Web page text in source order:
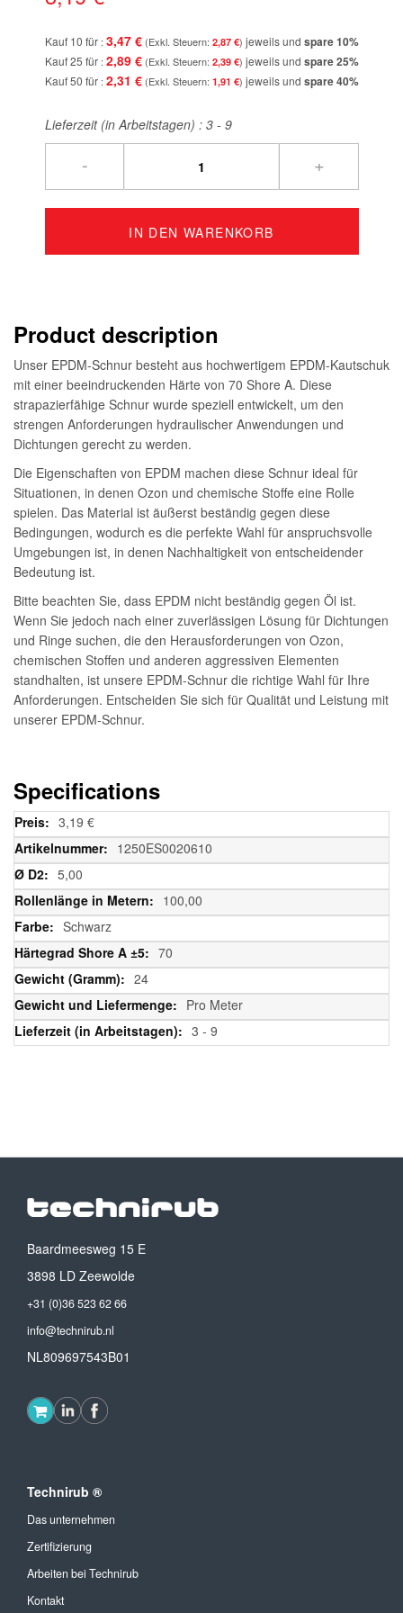
Kauf 10 für 3,47 € 2,87 € jeweils und spare10%
Kauf 25 für 2,89 € 2,39 € jeweils und spare25%
Kauf 50 für 2,31 € 1,91 € jeweils und spare40%
Lieferzeit (in Arbeitstagen) : 3 - 9
- +
IN DEN WARENKORB
Product description
Unser EPDM-Schnur besteht aus hochwertigem EPDM-Kautschuk
mit einer beeindruckenden Härte von 70 Shore A. Diese
strapazierfähige Schnur wurde speziell entwickelt, um den
strengen Anforderungen hydraulischer Anwendungen und
Dichtungen gerecht zu werden.
Die Eigenschaften von EPDM machen diese Schnur ideal für
Situationen, in denen Ozon und chemische Stoffe eine Rolle
spielen. Das Material ist äußerst beständig gegen diese
Bedingungen, wodurch es die perfekte Wahl für anspruchsvolle
Umgebungen ist, in denen Nachhaltigkeit von entscheidender
Bedeutung ist.
Bitte beachten Sie, dass EPDM nicht beständig gegen Öl ist.
Wenn Sie jedoch nach einer zuverlässigen Lösung für Dichtungen
und Ringe suchen, die den Herausforderungen von Ozon,
chemischen Stoffen und anderen aggressiven Elementen
standhalten, ist unsere EPDM-Schnur die richtige Wahl für Ihre
Anforderungen. Entscheiden Sie sich für Qualität und Leistung mit
unserer EPDM-Schnur.
Specifications
Weitere
Informationen
3,19 €
1250ES0020610
5,00
100,00
Schwarz
70
24
Pro Meter
3 - 9
Baardmeesweg 15 E
3898 LD Zeewolde
+31 (0)36 523 62 66
info@technirub.nl
NL809697543B01
Technirub ®
Das unternehmen
Zertifizierung
Arbeiten bei Technirub
Kontakt